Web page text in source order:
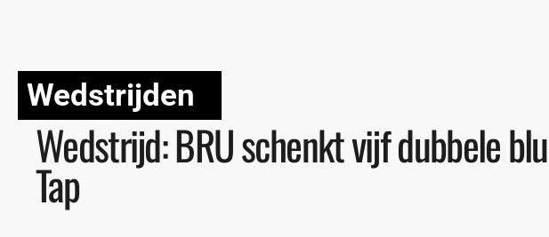
Wedstrijden
Wedstrijd: BRU schenkt vijf dubbele
Tap